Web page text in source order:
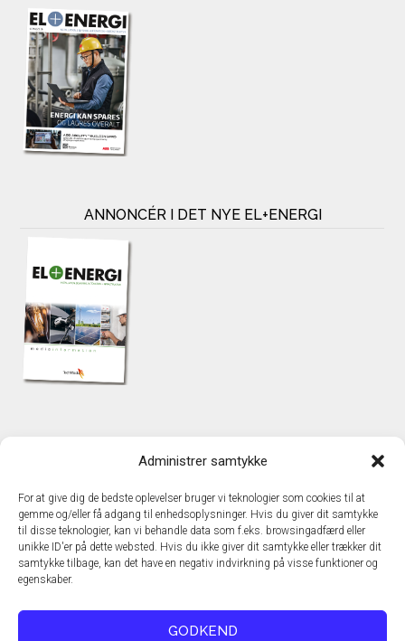
Administrer samtykke
For at give dig de bedste oplevelser bruger vi teknologier som cookies til at
gemme og/eller få adgang til enhedsoplysninger. Hvis du giver dit samtykke
til disse teknologier, kan vi behandle data som f.eks. browsingadfærd eller
unikke ID'er på dette websted. Hvis du ikke giver dit samtykke eller trækker dit
samtykke tilbage, kan det have en negativ indvirkning på visse funktioner og
egenskaber.
GODKEND
ANNONCÉR I DET NYE EL+ENERGI
TechMedia A/S
DK – 2600 Glostrup
www.techmedia.dk
Telefon: +45 43 24 26 28
E-mail:info@techmedia.dk